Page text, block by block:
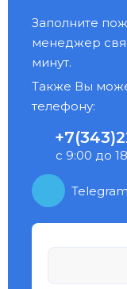
Заполните
менеджер
минут.
Также Вы
телефону:
с 9:00 до
Telegram